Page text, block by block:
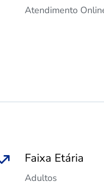
Atendimento
Faixa Etária
Adultos